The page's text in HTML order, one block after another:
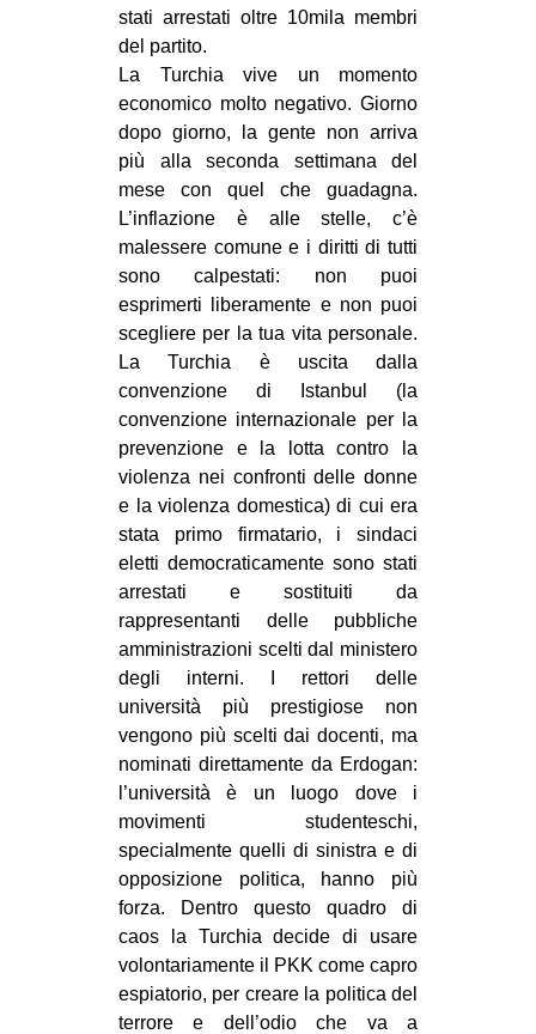
stati arrestati oltre 10mila membri
del partito.
La Turchia vive un momento
economico molto negativo. Giorno
dopo giorno, la gente non arriva
più alla seconda settimana del
mese con quel che guadagna.
L’inflazione è alle stelle, c’è
malessere comune e i diritti di tutti
sono calpestati: non puoi
esprimerti liberamente e non puoi
scegliere per la tua vita personale.
La Turchia è uscita dalla
convenzione di Istanbul (la
convenzione internazionale per la
prevenzione e la lotta contro la
violenza nei confronti delle donne
e la violenza domestica) di cui era
stata primo firmatario, i sindaci
eletti democraticamente sono stati
arrestati e sostituiti da
rappresentanti delle pubbliche
amministrazioni scelti dal ministero
degli interni. I rettori delle
università più prestigiose non
vengono più scelti dai docenti, ma
nominati direttamente da Erdogan:
l’università è un luogo dove i
movimenti studenteschi,
specialmente quelli di sinistra e di
opposizione politica, hanno più
forza. Dentro questo quadro di
caos la Turchia decide di usare
volontariamente il PKK come capro
espiatorio, per creare la politica del
terrore e dell’odio che va a